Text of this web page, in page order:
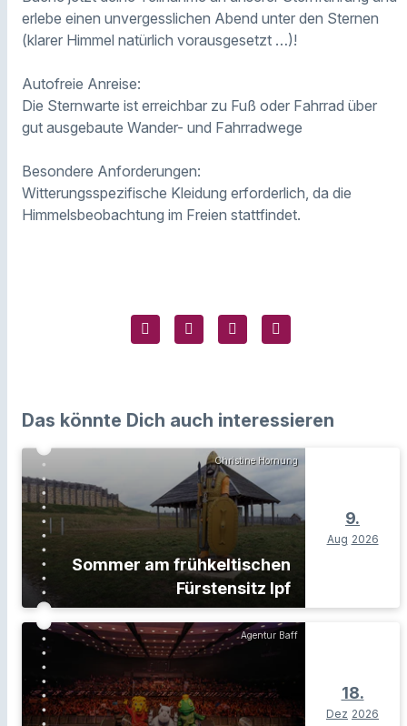
erlebe einen unvergesslichen Abend unter den Sternen
(klarer Himmel natürlich vorausgesetzt …)!
Autofreie Anreise:
Die Sternwarte ist erreichbar zu Fuß oder Fahrrad über
gut ausgebaute Wander- und Fahrradwege
Besondere Anforderungen:
Witterungsspezifische Kleidung erforderlich, da die
Himmelsbeobachtung im Freien stattfindet.
Das könnte Dich auch interessieren
Christine Hornung
Sommer am frühkeltischen
Fürstensitz Ipf
9.
Aug 2026
Agentur Baff
18.
Dez 2026